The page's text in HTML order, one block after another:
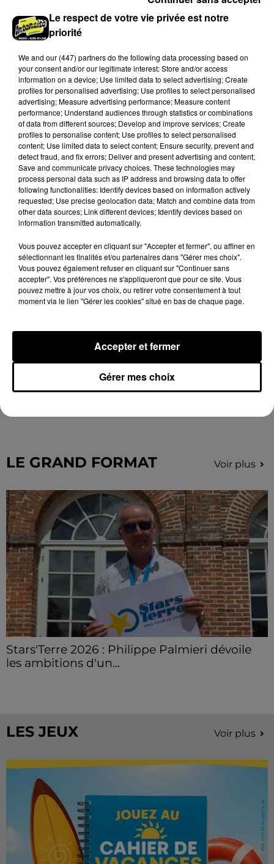
Quatre blessés dont un grave dans un
accident sur l'A10
Le choc a eu lieu dans la matinée, vendredi 7 août à
hauteur de Sainville en direction d'Orléans.
A LA UNE Voir plus
Quatre blessés dont un grave dans un
Le choc a eu lieu dans la matinée, vendredi 7 août à
LE GRAND FORMAT Voir plus
Stars'Terre 2026 : Philippe Palmieri dévoile
les ambitions d'un...
LES JEUX Voir plus
Le respect de votre vie privée est notre
priorité
We and our (447) partnersdo the following data processing based on
your consent and/or our legitimate interest: Store and/or access
information on a device; Use limited data to select advertising; Create
profiles for personalised advertising; Use profiles to select personalised
advertising; Measure advertising performance; Measure content
performance; Understand audiences through statistics or combinations
of data from different sources; Develop and improve services; Create
profiles to personalise content; Use profiles to select personalised
content; Use limited data to select content; Ensure security, prevent and
detect fraud, and fix errors; Deliver and present advertising and content;
Save and communicate privacy choices. These technologies may
process personal data such as IP address and browsing data to offer
following functionalities: Identify devices based on information actively
requested; Use precise geolocation data; Match and combine data from
other data sources; Link different devices; Identify devices based on
information transmitted automatically.
Vous pouvez accepter en cliquant sur "Accepter et fermer", ou affiner en
sélectionnant les finalités et/ou partenaires dans "Gérer mes choix".
Vous pouvez également refuser en cliquant sur "Continuer sans
accepter". Vos préférences ne s'appliqueront que pour ce site. Vous
pouvez mettre à jour vos choix, ou retirer votre consentement à tout
moment via le lien "Gérer les cookies" situé en bas de chaque page.
Gérer mes choix
Accepter et fermer